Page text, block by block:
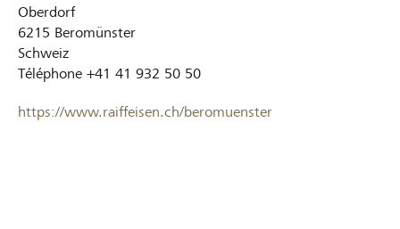
Oberdorf
6215 Beromünster
Schweiz
Téléphone +41 41 932 50 50
https://www.raiffeisen.ch/beromuenster